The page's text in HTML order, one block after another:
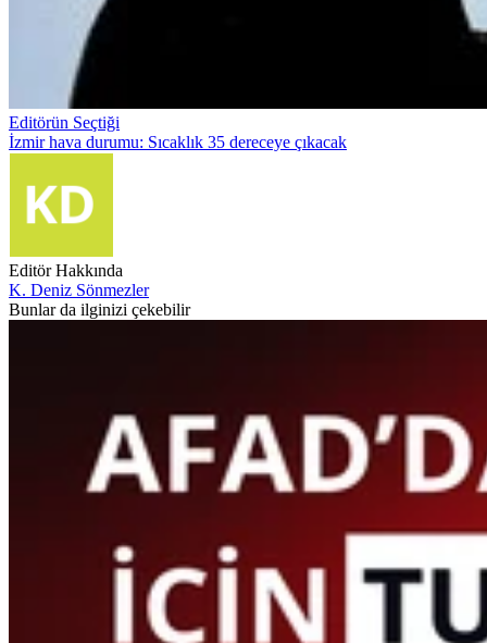
Editörün Seçtiği
İzmir hava durumu: Sıcaklık 35 dereceye çıkacak
Editör Hakkında
K. Deniz Sönmezler
Bunlar da ilginizi çekebilir